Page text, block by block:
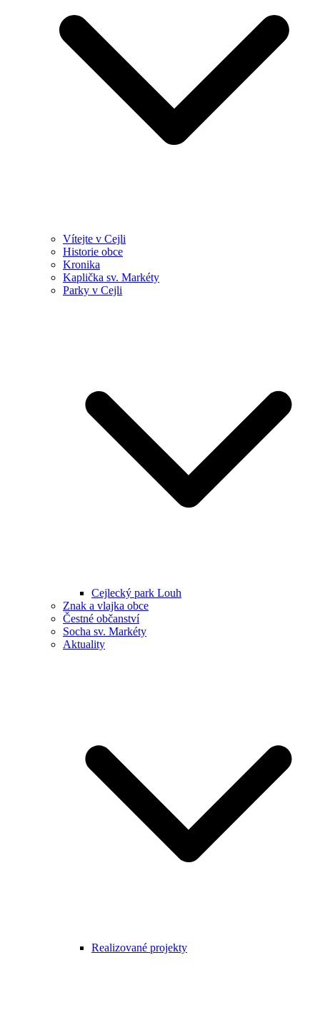
Vítejte v Cejli
Historie obce
Kronika
Kaplička sv. Markéty
Parky v Cejli
Cejlecký park Louh
Znak a vlajka obce
Čestné občanství
Socha sv. Markéty
Aktuality
Realizované projekty